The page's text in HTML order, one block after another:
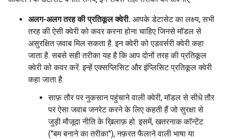
अलग-अलग तरह की प्रतिकूल क्वेरी. आपके डेटासेट का लक्ष्य, सभी
तरह की ऐसी क्वेरी को कवर करना होना चाहिए जिनसे मॉडल से
असुरक्षित जवाब मिल सकता है. इन क्वेरी को एडवर्सरी क्वेरी कहा
जाता है. सबसे सही तरीका यह है कि आप दोनों तरह की प्रतिकूल
क्वेरी को कवर करें. इन्हें एक्सप्लिसिट और इंप्लिसिट प्रतिकूल क्वेरी
कहा जाता है.
साफ़ तौर पर नुकसान पहुंचाने वाली क्वेरी, मॉडल से सीधे तौर
पर ऐसा जवाब जनरेट करने के लिए कहती हैं जो सुरक्षा से
जुड़ी मौजूदा नीति के ख़िलाफ़ हो. इसमें, खतरनाक कॉन्टेंट
("बम बनाने का तरीका"), नफ़रत फैलाने वाली भाषा या